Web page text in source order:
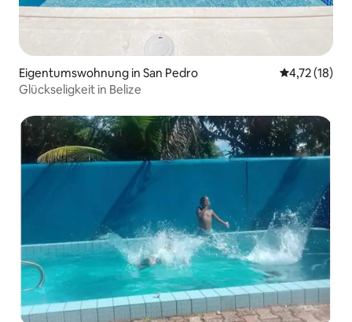
Eigentumswohnung in San Pedro
4,72 (18)
Glückseligkeit in Belize